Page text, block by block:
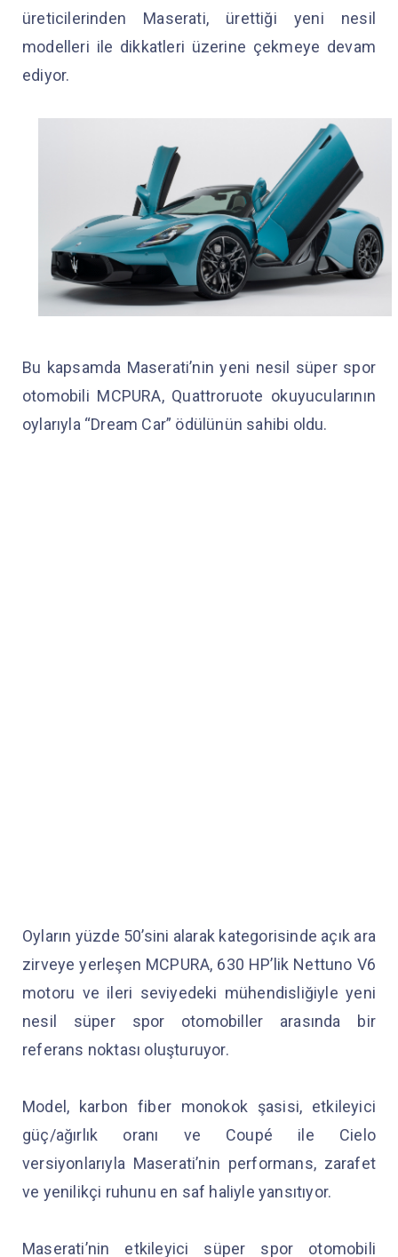
üreticilerinden Maserati, ürettiği yeni nesil
modelleri ile dikkatleri üzerine çekmeye devam
ediyor.
Bu kapsamda Maserati’nin yeni nesil süper spor
otomobili MCPURA, Quattroruote okuyucularının
oylarıyla “Dream Car” ödülünün sahibi oldu.
Oyların yüzde 50’sini alarak kategorisinde açık ara
zirveye yerleşen MCPURA, 630 HP’lik Nettuno V6
motoru ve ileri seviyedeki mühendisliğiyle yeni
nesil süper spor otomobiller arasında bir
referans noktası oluşturuyor.
Model, karbon fiber monokok şasisi, etkileyici
güç/ağırlık oranı ve Coupé ile Cielo
versiyonlarıyla Maserati’nin performans, zarafet
ve yenilikçi ruhunu en saf haliyle yansıtıyor.
Maserati’nin etkileyici süper spor otomobili